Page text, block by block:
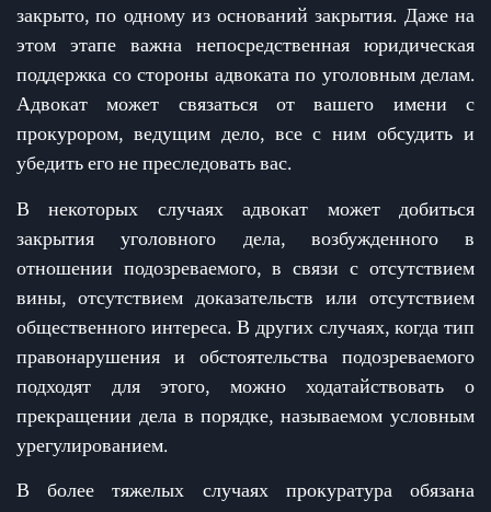
закрыто, по одному из оснований закрытия. Даже на
этом этапе важна непосредственная юридическая
поддержка со стороны адвоката по уголовным делам.
Адвокат может связаться от вашего имени с
прокурором, ведущим дело, все с ним обсудить и
убедить его не преследовать вас.
В некоторых случаях адвокат может добиться
закрытия уголовного дела, возбужденного в
отношении подозреваемого, в связи с отсутствием
вины, отсутствием доказательств или отсутствием
общественного интереса. В других случаях, когда тип
правонарушения и обстоятельства подозреваемого
подходят для этого, можно ходатайствовать о
прекращении дела в порядке, называемом условным
урегулированием.
В более тяжелых случаях прокуратура обязана